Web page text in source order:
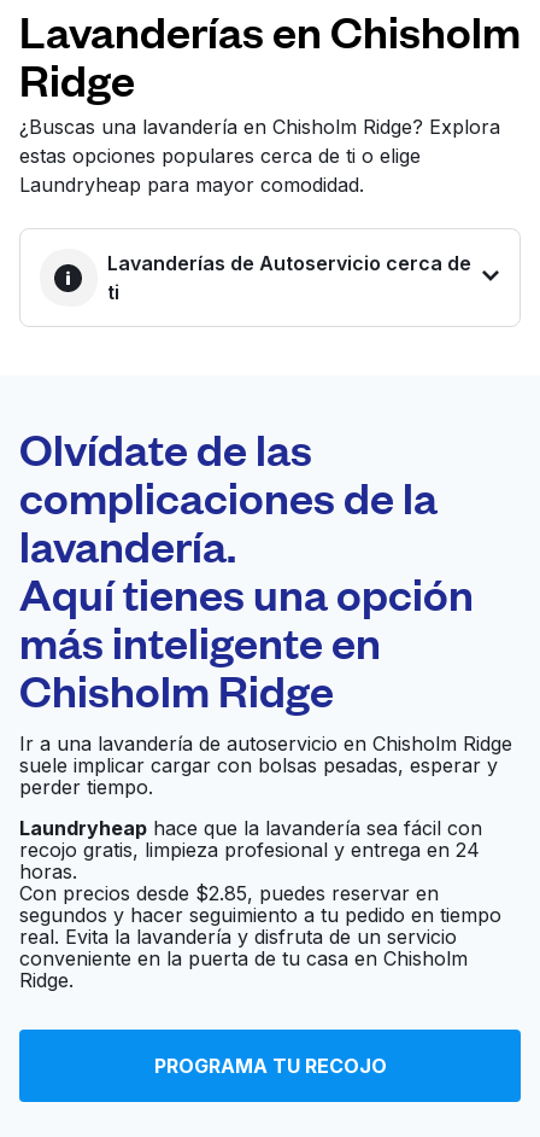
Síguenos en
Lavanderías en Chisholm
Ridge
¿Buscas una lavandería en Chisholm Ridge? Explora
estas opciones populares cerca de ti o elige
Laundryheap para mayor comodidad.
Lavanderías de Autoservicio cerca de
ti
Laundryheap.com
Programa tu recogida
0 min
Recojo y entrega
casa
Abierto 24/7
Highland Cleaners Ir al sitio web
Cinch Cleaners Ir al sitio web
Saginaw Laundry
Center
Ir al sitio web
Olvídate de las
complicaciones de la
lavandería.
Aquí tienes una opción
más inteligente en
Chisholm Ridge
Ir a una lavandería de autoservicio en Chisholm Ridge
suele implicar cargar con bolsas pesadas, esperar y
perder tiempo.
Laundryheap hace que la lavandería sea fácil con
recojo gratis, limpieza profesional y entrega en 24
horas.
Con precios desde $2.85, puedes reservar en
segundos y hacer seguimiento a tu pedido en tiempo
real. Evita la lavandería y disfruta de un servicio
conveniente en la puerta de tu casa en Chisholm
Ridge.
PROGRAMA TU RECOJO